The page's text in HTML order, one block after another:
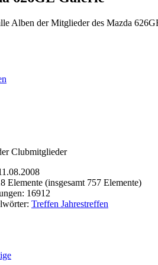
Alben der Mitglieder des Mazda
Clubmitglieder
Elemente (insgesamt 757 Elemente)
16912
Treffen Jahrestreffen